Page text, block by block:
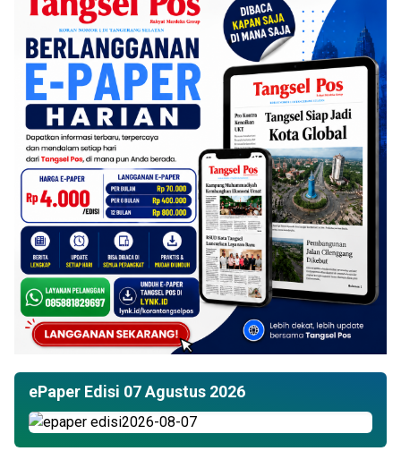
ePaper Edisi 07 Agustus 2026